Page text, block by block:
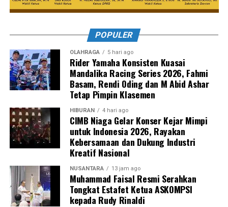
POPULER
OLAHRAGA 5 hari ago
Rider Yamaha Konsisten Kuasai
Mandalika Racing Series 2026, Fahmi
Basam, Rendi Oding dan M Abid Ashar
Tetap Pimpin Klasemen
HIBURAN 4 hari ago
CIMB Niaga Gelar Konser Kejar Mimpi
untuk Indonesia 2026, Rayakan
Kebersamaan dan Dukung Industri
Kreatif Nasional
NUSANTARA 13 jam ago
Muhammad Faisal Resmi Serahkan
Tongkat Estafet Ketua ASKOMPSI
kepada Rudy Rinaldi